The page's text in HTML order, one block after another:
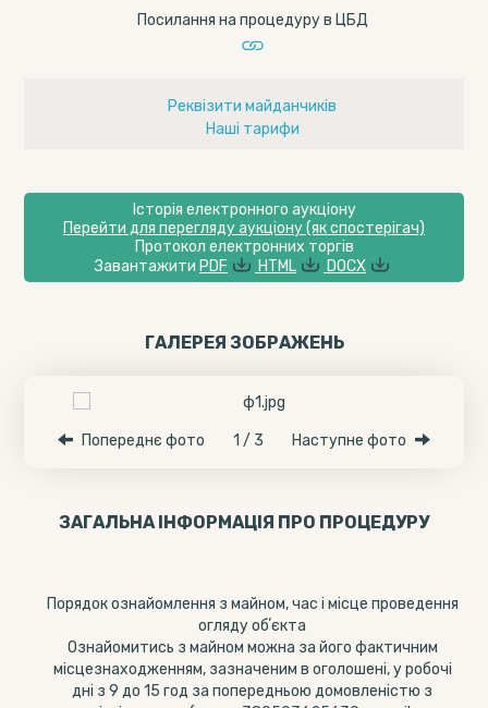
Посилання на процедуру в ЦБД
Реквізити майданчиків
Наші тарифи
Історія електронного аукціону
Перейти для перегляду аукціону (як спостерігач)
Протокол електронних торгів
Завантажити PDF HTML DOCX
ГАЛЕРЕЯ ЗОБРАЖЕНЬ
Попереднє фото 1 / 3 Наступне фото
ЗАГАЛЬНА ІНФОРМАЦІЯ ПРО ПРОЦЕДУРУ
Порядок ознайомлення з майном, час і місце проведення
огляду обʼєкта
Ознайомитись з майном можна за його фактичним
місцезнаходженням, зазначеним в оголошені, у робочі
дні з 9 до 15 год за попередньою домовленістю з